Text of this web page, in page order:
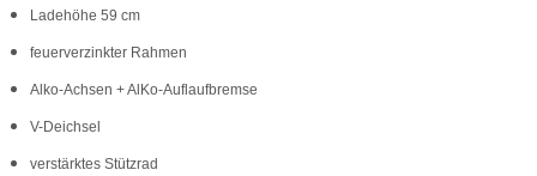
Ladehöhe 59 cm
feuerverzinkter Rahmen
Alko-Achsen + AlKo-Auflaufbremse
V-Deichsel
verstärktes Stützrad